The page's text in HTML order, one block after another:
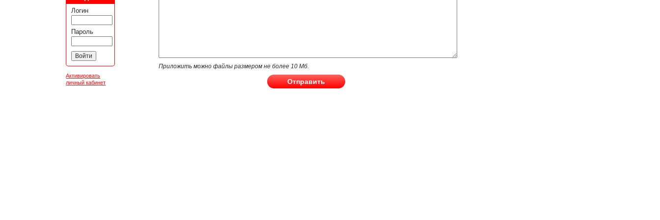
Логин
Пароль
Активировать
личный кабинет
Приложить можно файлы размером не более 10 Мб.
Отправить